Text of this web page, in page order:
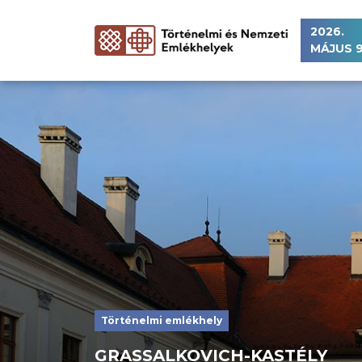
2026.
MÁJUS
Történelmi emlékhely
GRASSALKOVICH-KASTÉLY